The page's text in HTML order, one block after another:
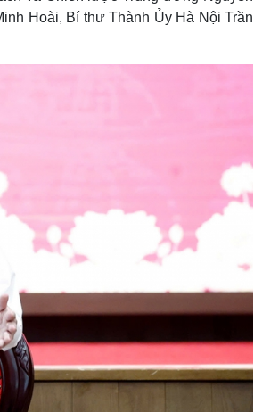
Nghệ sĩ
Tư vấn
Hoài, Bí thư Thành Ủy Hà Nội Trần